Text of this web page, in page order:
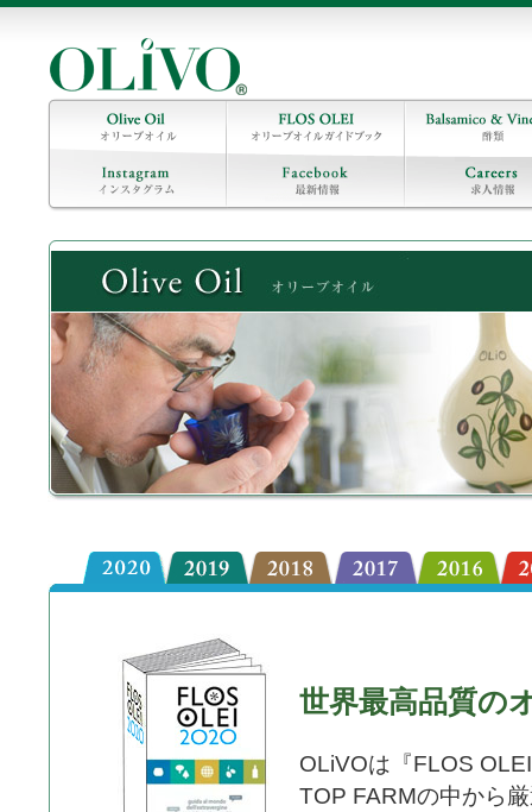
世界最高品質の
OLiVOは『FLOS
TOP FARMの中から